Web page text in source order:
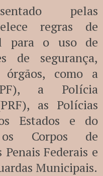
pelas
regras de
para o uso de
de segurança,
órgãos, como a
a Polícia
as Polícias
Estados e do
Corpos de
Federais e
Municipais.